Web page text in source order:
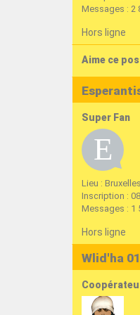
Messages : 2
Hors ligne
Aime ce
Super Fan
Lieu : Bruxelles
Inscription :
Messages : 1
Hors ligne
Wlid'ha 01